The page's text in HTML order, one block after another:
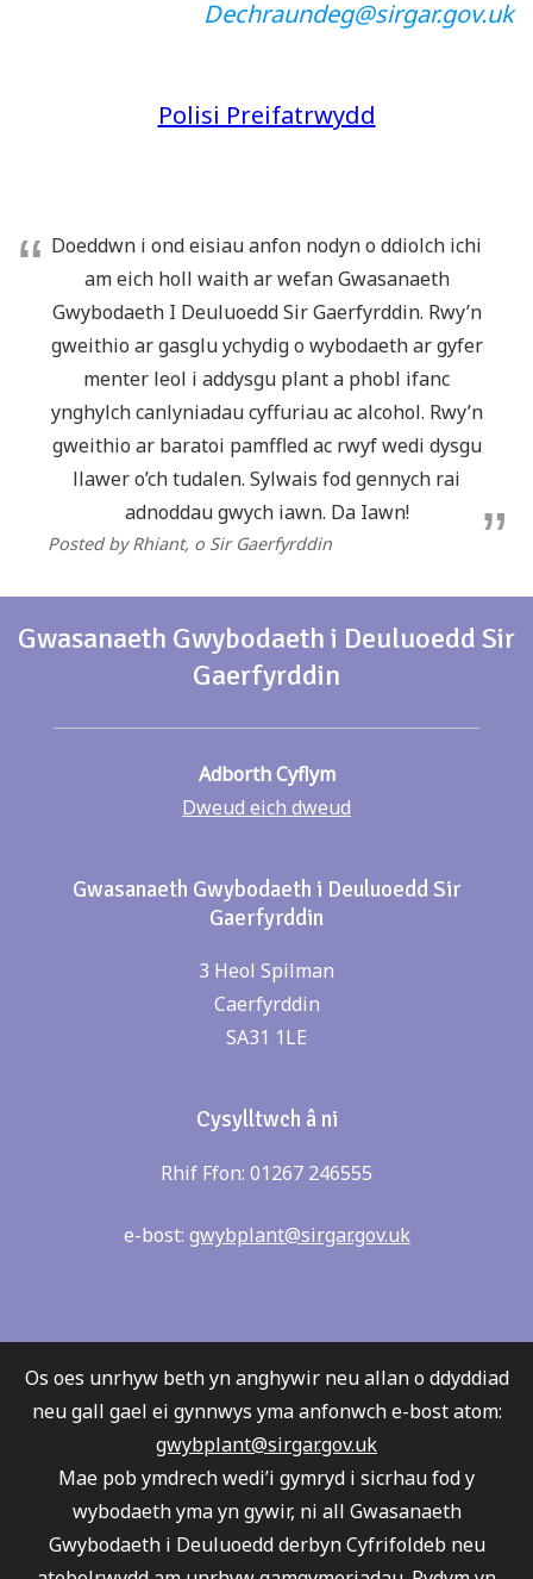
Dechraundeg@sirgar.gov.uk
Polisi Preifatrwydd
Doeddwn i ond eisiau anfon nodyn o ddiolch ichi
am eich holl waith ar wefan Gwasanaeth
Gwybodaeth I Deuluoedd Sir Gaerfyrddin. Rwy’n
gweithio ar gasglu ychydig o wybodaeth ar gyfer
menter leol i addysgu plant a phobl ifanc
ynghylch canlyniadau cyffuriau ac alcohol. Rwy’n
gweithio ar baratoi pamffled ac rwyf wedi dysgu
llawer o’ch tudalen. Sylwais fod gennych rai
adnoddau gwych iawn. Da Iawn!
Posted by Rhiant, o Sir Gaerfyrddin
Gwasanaeth Gwybodaeth i Deuluoedd Sir
Gaerfyrddin
Adborth Cyflym
Dweud eich dweud
Gwasanaeth Gwybodaeth i Deuluoedd Sir
Gaerfyrddin
3 Heol Spilman
Caerfyrddin
SA31 1LE
Cysylltwch â ni
Rhif Ffon: 01267 246555
e-bost: gwybplant@sirgar.gov.uk
Os oes unrhyw beth yn anghywir neu allan o ddyddiad
neu gall gael ei gynnwys yma anfonwch e-bost atom:
gwybplant@sirgar.gov.uk
Mae pob ymdrech wedi’i gymryd i sicrhau fod y
wybodaeth yma yn gywir, ni all Gwasanaeth
Gwybodaeth i Deuluoedd derbyn Cyfrifoldeb neu